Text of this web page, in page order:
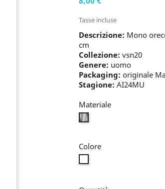
Tasse incluse
Descrizione: Mono
cm
Collezione: vsn20
Genere: uomo
Packaging: originale
Stagione: AI24MU
Materiale
bianco
Colore